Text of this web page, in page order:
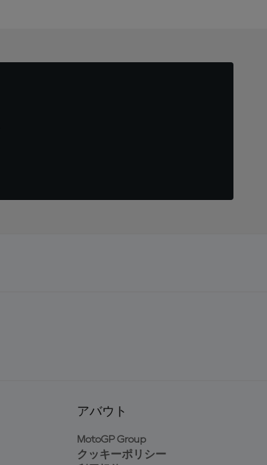
アバウト
MotoGP Group
クッキーポリシー